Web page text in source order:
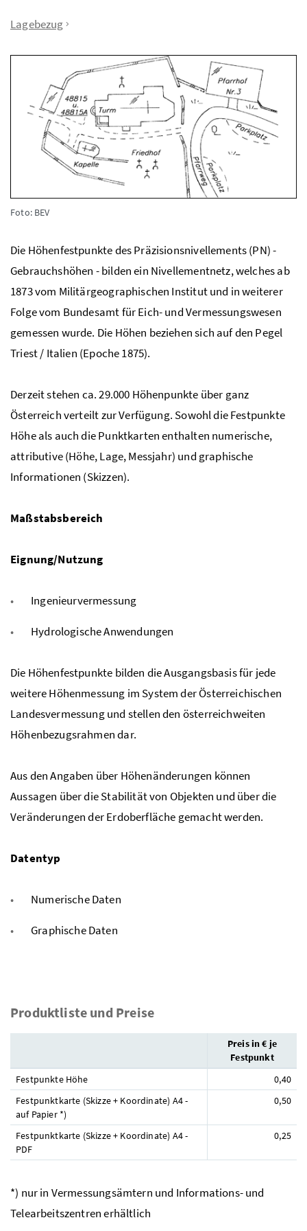
Lagebezug
Foto: BEV
Die Höhenfestpunkte des Präzisionsnivellements (PN) -
Gebrauchshöhen - bilden ein Nivellementnetz, welches ab
1873 vom Militärgeographischen Institut und in weiterer
Folge vom Bundesamt für Eich- und Vermessungswesen
gemessen wurde. Die Höhen beziehen sich auf den Pegel
Triest / Italien (Epoche 1875).
Derzeit stehen ca. 29.000 Höhenpunkte über ganz
Österreich verteilt zur Verfügung. Sowohl die Festpunkte
Höhe als auch die Punktkarten enthalten numerische,
attributive (Höhe, Lage, Messjahr) und graphische
Informationen (Skizzen).
Maßstabsbereich
Eignung/Nutzung
Ingenieurvermessung
Hydrologische Anwendungen
Die Höhenfestpunkte bilden die Ausgangsbasis für jede
weitere Höhenmessung im System der Österreichischen
Landesvermessung und stellen den österreichweiten
Höhenbezugsrahmen dar.
Aus den Angaben über Höhenänderungen können
Aussagen über die Stabilität von Objekten und über die
Veränderungen der Erdoberfläche gemacht werden.
Datentyp
Numerische Daten
Graphische Daten
Produktliste und Preise
Preis in € je
Festpunkt
Festpunkte Höhe
0,40
Festpunktkarte (Skizze + Koordinate) A4 -
auf Papier *)
0,50
Festpunktkarte (Skizze + Koordinate) A4 -
PDF
0,25
*) nur in Vermessungsämtern und Informations- und
Telearbeitszentren erhältlich